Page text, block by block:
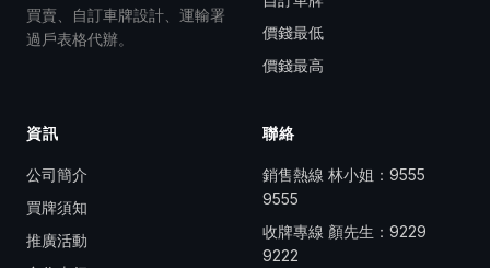
買賣、自訂車牌設計、運輸署
過戶表格代辦。
價錢最低
價錢最高
資訊
公司簡介
買牌須知
推廣活動
聯絡
銷售熱線 林小姐： 9555
9555
收牌專線 顏先生： 9229
9222